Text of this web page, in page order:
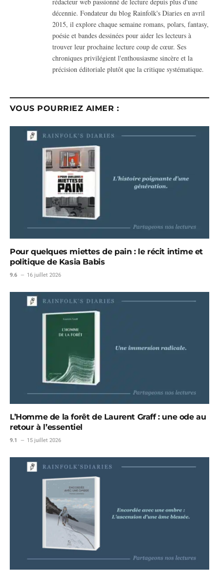
rédacteur web passionné de lecture depuis plus d'une
décennie. Fondateur du blog Rainfolk's Diaries en avril
2015, il explore chaque semaine romans, polars, fantasy,
poésie et bandes dessinées pour aider les lecteurs à
trouver leur prochaine lecture coup de cœur. Ses
chroniques privilégient l'enthousiasme sincère et la
précision éditoriale plutôt que la critique systématique.
VOUS POURRIEZ AIMER :
Pour quelques miettes de pain : le récit intime et
politique de Kasia Babis
9.6 16 juillet 2026
L’Homme de la forêt de Laurent Graff : une ode au
retour à l’essentiel
9.1 15 juillet 2026